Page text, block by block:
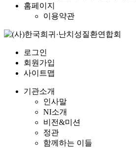
홈페이지
이용약관
로그인
회원가입
사이트맵
기관소개
인사말
NI소개
비전&미션
정관
함께하는 이들